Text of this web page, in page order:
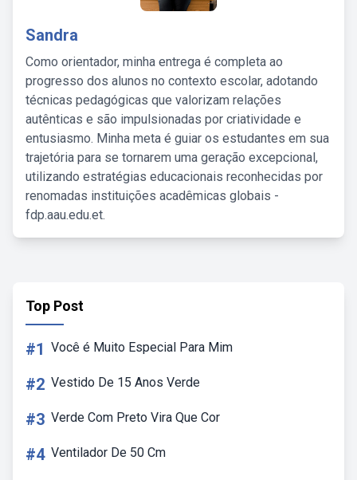
Sandra
Como orientador, minha entrega é completa ao
progresso dos alunos no contexto escolar, adotando
técnicas pedagógicas que valorizam relações
autênticas e são impulsionadas por criatividade e
entusiasmo. Minha meta é guiar os estudantes em sua
trajetória para se tornarem uma geração excepcional,
utilizando estratégias educacionais reconhecidas por
renomadas instituições acadêmicas globais -
fdp.aau.edu.et.
Top Post
#1 Você é Muito Especial Para Mim
#2 Vestido De 15 Anos Verde
#3 Verde Com Preto Vira Que Cor
#4 Ventilador De 50 Cm